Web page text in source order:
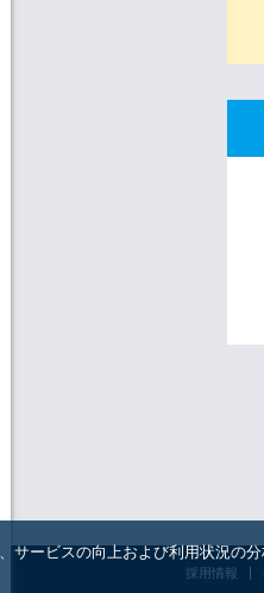
採用情報
サービスの向上および利用状況の